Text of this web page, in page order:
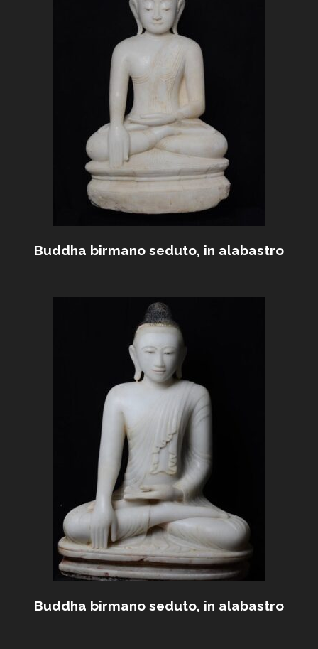
Buddha birmano seduto, in alabastro
Buddha birmano seduto, in alabastro